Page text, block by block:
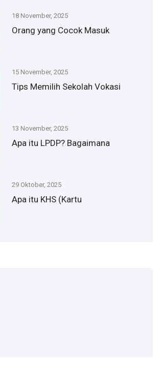
18 November, 2025
Orang yang Cocok Masuk
15 November, 2025
Tips Memilih Sekolah Vokasi
13 November, 2025
Apa itu LPDP? Bagaimana
29 Oktober, 2025
Apa itu KHS (Kartu